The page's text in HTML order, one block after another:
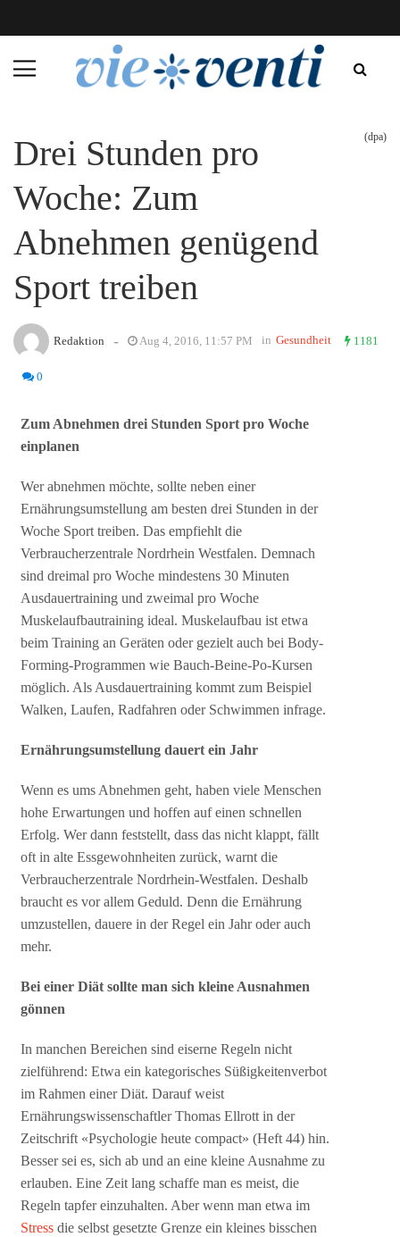
Drei Stunden pro
Woche: Zum
Abnehmen genügend
Sport treiben
(dpa)
Redaktion - Aug 4, 2016, 11:57 PM in Gesundheit 1181
0
Zum Abnehmen drei Stunden Sport pro Woche
einplanen
Wer abnehmen möchte, sollte neben einer
Ernährungsumstellung am besten drei Stunden in der
Woche Sport treiben. Das empfiehlt die
Verbraucherzentrale Nordrhein Westfalen. Demnach
sind dreimal pro Woche mindestens 30 Minuten
Ausdauertraining und zweimal pro Woche
Muskelaufbautraining ideal. Muskelaufbau ist etwa
beim Training an Geräten oder gezielt auch bei Body-
Forming-Programmen wie Bauch-Beine-Po-Kursen
möglich. Als Ausdauertraining kommt zum Beispiel
Walken, Laufen, Radfahren oder Schwimmen infrage.
Ernährungsumstellung dauert ein Jahr
Wenn es ums Abnehmen geht, haben viele Menschen
hohe Erwartungen und hoffen auf einen schnellen
Erfolg. Wer dann feststellt, dass das nicht klappt, fällt
oft in alte Essgewohnheiten zurück, warnt die
Verbraucherzentrale Nordrhein-Westfalen. Deshalb
braucht es vor allem Geduld. Denn die Ernährung
umzustellen, dauere in der Regel ein Jahr oder auch
mehr.
Bei einer Diät sollte man sich kleine Ausnahmen
gönnen
In manchen Bereichen sind eiserne Regeln nicht
zielführend: Etwa ein kategorisches Süßigkeitenverbot
im Rahmen einer Diät. Darauf weist
Ernährungswissenschaftler Thomas Ellrott in der
Zeitschrift «Psychologie heute compact» (Heft 44) hin.
Besser sei es, sich ab und an eine kleine Ausnahme zu
erlauben. Eine Zeit lang schaffe man es meist, die
Regeln tapfer einzuhalten. Aber wenn man etwa im
Stress die selbst gesetzte Grenze ein kleines bisschen